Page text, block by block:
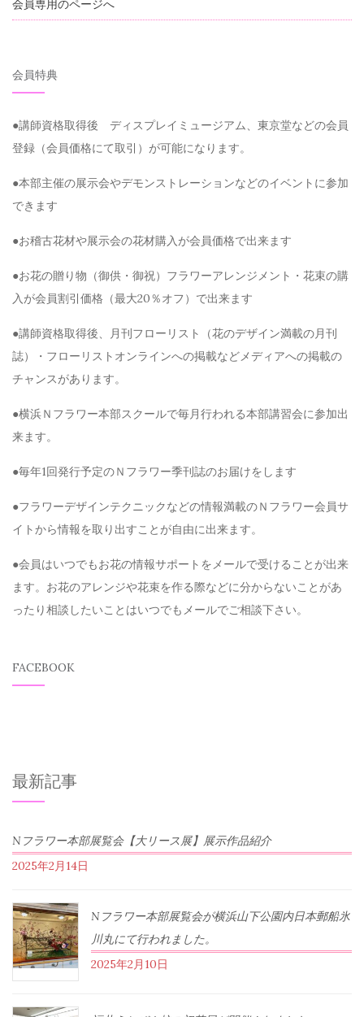
会員専用のページへ
会員特典
●講師資格取得後 ディスプレイミュージアム、東京堂などの会員
登録（会員価格にて取引）が可能になります。
●本部主催の展示会やデモンストレーションなどのイベントに参加
できます
●お稽古花材や展示会の花材購入が会員価格で出来ます
●お花の贈り物（御供・御祝）フラワーアレンジメント・花束の購
入が会員割引価格（最大20％オフ）で出来ます
●講師資格取得後、月刊フローリスト（花のデザイン満載の月刊
誌）・フローリストオンラインへの掲載などメディアへの掲載の
チャンスがあります。
●横浜Ｎフラワー本部スクールで毎月行われる本部講習会に参加出
来ます。
●毎年1回発行予定のＮフラワー季刊誌のお届けをします
●フラワーデザインテクニックなどの情報満載のＮフラワー会員サ
イトから情報を取り出すことが自由に出来ます。
●会員はいつでもお花の情報サポートをメールで受けることが出来
ます。お花のアレンジや花束を作る際などに分からないことがあ
ったり相談したいことはいつでもメールでご相談下さい。
FACEBOOK
最新記事
Nフラワー本部展覧会【大リース展】展示作品紹介
2025年2月14日
Nフラワー本部展覧会が横浜山下公園内日本郵船氷
川丸にて行われました。
2025年2月10日